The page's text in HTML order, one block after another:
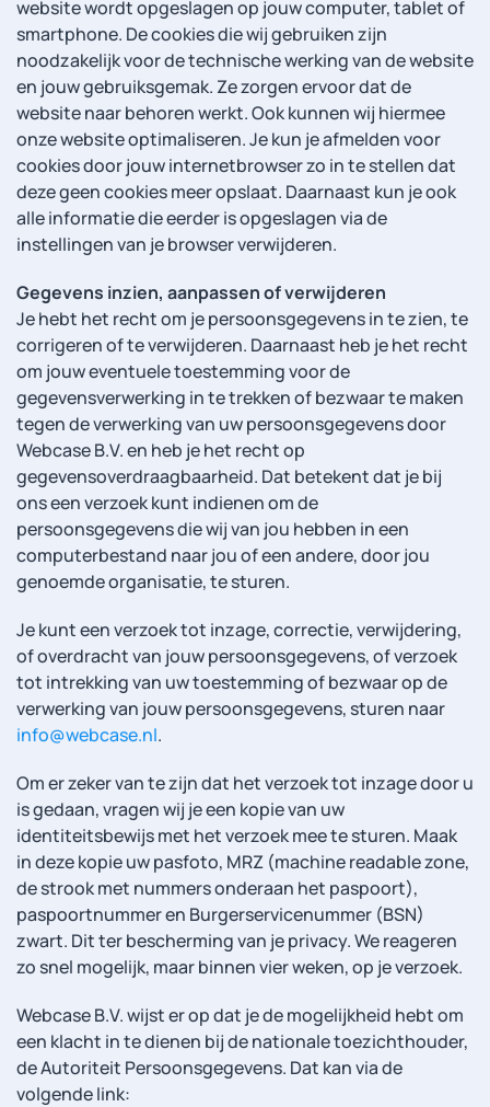
website wordt opgeslagen op jouw computer, tablet of
smartphone. De cookies die wij gebruiken zijn
noodzakelijk voor de technische werking van de website
en jouw gebruiksgemak. Ze zorgen ervoor dat de
website naar behoren werkt. Ook kunnen wij hiermee
onze website optimaliseren. Je kun je afmelden voor
cookies door jouw internetbrowser zo in te stellen dat
deze geen cookies meer opslaat. Daarnaast kun je ook
alle informatie die eerder is opgeslagen via de
instellingen van je browser verwijderen.
Gegevens inzien, aanpassen of verwijderen
Je hebt het recht om je persoonsgegevens in te zien, te
corrigeren of te verwijderen. Daarnaast heb je het recht
om jouw eventuele toestemming voor de
gegevensverwerking in te trekken of bezwaar te maken
tegen de verwerking van uw persoonsgegevens door
Webcase B.V. en heb je het recht op
gegevensoverdraagbaarheid. Dat betekent dat je bij
ons een verzoek kunt indienen om de
persoonsgegevens die wij van jou hebben in een
computerbestand naar jou of een andere, door jou
genoemde organisatie, te sturen.
Je kunt een verzoek tot inzage, correctie, verwijdering,
of overdracht van jouw persoonsgegevens, of verzoek
tot intrekking van uw toestemming of bezwaar op de
verwerking van jouw persoonsgegevens, sturen naar
info@webcase.nl.
Om er zeker van te zijn dat het verzoek tot inzage door u
is gedaan, vragen wij je een kopie van uw
identiteitsbewijs met het verzoek mee te sturen. Maak
in deze kopie uw pasfoto, MRZ (machine readable zone,
de strook met nummers onderaan het paspoort),
paspoortnummer en Burgerservicenummer (BSN)
zwart. Dit ter bescherming van je privacy. We reageren
zo snel mogelijk, maar binnen vier weken, op je verzoek.
Webcase B.V. wijst er op dat je de mogelijkheid hebt om
een klacht in te dienen bij de nationale toezichthouder,
de Autoriteit Persoonsgegevens. Dat kan via de
volgende link: